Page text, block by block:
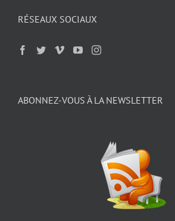
RÉSEAUX SOCIAUX
ABONNEZ-VOUS À LA NEWSLETTER